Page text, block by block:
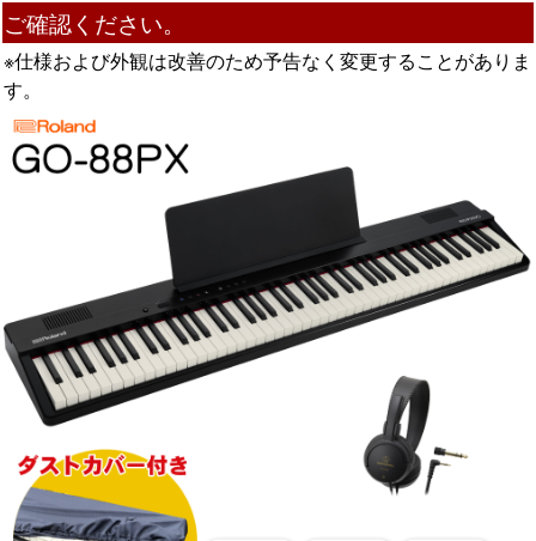
ご確認ください。
※仕様および外観は改善のため予告なく変更することがありま
す。